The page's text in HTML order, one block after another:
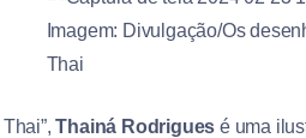
Imagem: Divulgação/Os
Thai
Thai”,Thainá Rodrigues é uma